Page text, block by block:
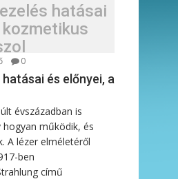
hatásai
0
és előnyei, a
évszázadban is
működik, és
A lézer elméletéről
ben
című